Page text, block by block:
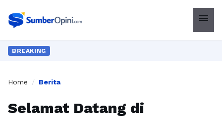
menu
BREAKING
Home / Berita
Selamat Datang di